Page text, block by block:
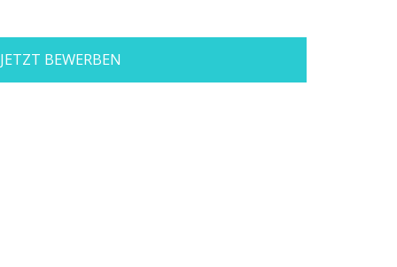
JETZT BEWERBEN